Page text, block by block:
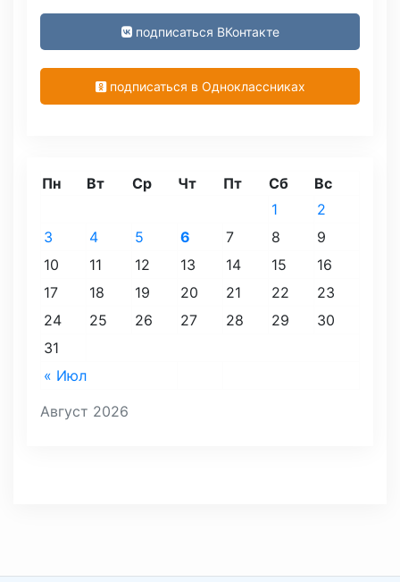
подписаться ВКонтакте
подписаться в Одноклассниках
Август 2026
Пн Вт Ср Чт Пт Сб Вс
« Июл
1
2
3
4 5 6 7 8
9
10
11 12 13 14 15
16
17
18 19 20 21 22
23
24
25 26 27 28 29
30
31